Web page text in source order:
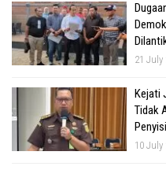
21 July
Kejati
Tidak
10 July